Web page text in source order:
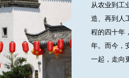
从农业到工
造、再到人
程的四十年
年。而今，
一起，走向